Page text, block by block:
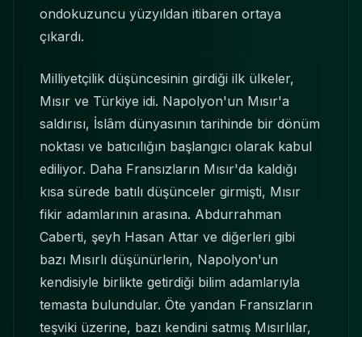
ondokuzuncu yüzyıldan itibaren ortaya
çıkardı.
Milliyetçilik düşüncesinin girdiği ilk ülkeler,
Mısır ve Türkiye idi. Napolyon'un Mısır'a
saldırısı, İslâm dünyasının tarihinde bir dönüm
noktası ve batıcılığın başlangıcı olarak kabul
ediliyor. Daha Fransızların Mısır'da kaldığı
kısa sürede batılı düşünceler girmişti, Mısır
fikir adamlarının arasına. Abdurrahman
Caberti, şeyh Hasan Attar ve diğerleri gibi
bazı Mısırlı düşünürlerin, Napolyon'un
kendisiyle birlikte getirdiği bilim adamlarıyla
temasta bulundular. Öte yandan Fransızların
teşviki üzerine, bazı kendini satmış Mısırlılar,